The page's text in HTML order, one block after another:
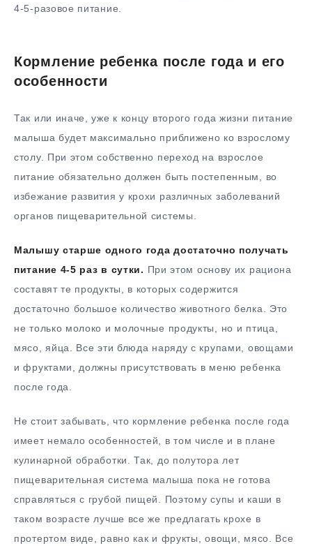
4-5-разовое питание.
Кормление ребенка после года и его
особенности
Так или иначе, уже к концу второго года жизни питание
малыша будет максимально приближено ко взрослому
столу. При этом собственно переход на взрослое
питание обязательно должен быть постепенным, во
избежание развития у крохи различных заболеваний
органов пищеварительной системы.
Малышу старше одного года достаточно получать
питание 4-5 раз в сутки. При этом основу их рациона
составят те продукты, в которых содержится
достаточно большое количество животного белка. Это
не только молоко и молочные продукты, но и птица,
мясо, яйца. Все эти блюда наряду с крупами, овощами
и фруктами, должны присутствовать в меню ребенка
после года.
Не стоит забывать, что кормление ребенка после года
имеет немало особенностей, в том числе и в плане
кулинарной обработки. Так, до полутора лет
пищеварительная система малыша пока не готова
справляться с грубой пищей. Поэтому супы и каши в
таком возрасте лучше все же предлагать крохе в
протертом виде, равно как и фрукты, овощи, мясо. Все